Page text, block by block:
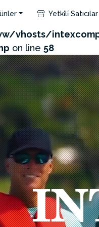
product/
vhosts/
on line 58
Yetki̇li̇ Satıcılar